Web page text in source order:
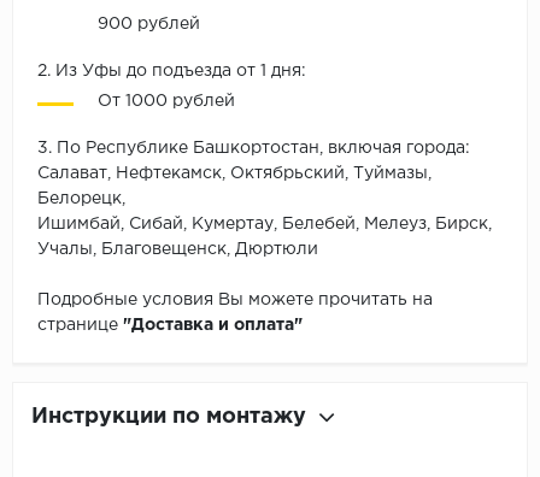
900 рублей
2. Из Уфы до подъезда от 1 дня:
От 1000 рублей
3. По Республике Башкортостан, включая города:
Салават, Нефтекамск, Октябрьский, Туймазы,
Белорецк,
Ишимбай, Сибай, Кумертау, Белебей, Мелеуз, Бирск,
Учалы, Благовещенск, Дюртюли
Подробные условия Вы можете прочитать на
странице "Доставка и оплата"
Инструкции по монтажу